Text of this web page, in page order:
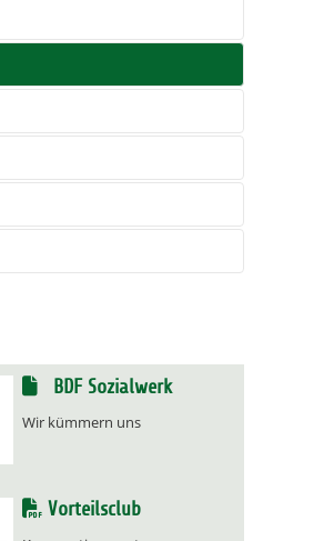
BDF Sozialwerk
Wir kümmern uns
Vorteilsclub